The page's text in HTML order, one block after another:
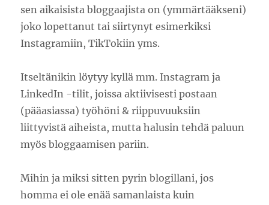
sen aikaisista bloggaajista on (ymmärtääkseni)
joko lopettanut tai siirtynyt esimerkiksi
Instagramiin, TikTokiin yms.
Itseltänikin löytyy kyllä mm. Instagram ja
LinkedIn -tilit, joissa aktiivisesti postaan
(pääasiassa) työhöni & riippuvuuksiin
liittyvistä aiheista, mutta halusin tehdä paluun
myös bloggaamisen pariin.
Mihin ja miksi sitten pyrin blogillani, jos
homma ei ole enää samanlaista kuin